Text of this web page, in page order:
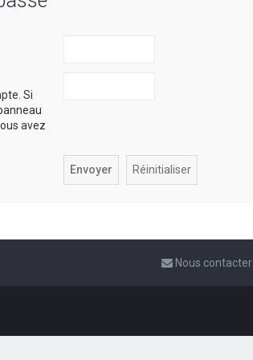
Si
avez
Nous contacter